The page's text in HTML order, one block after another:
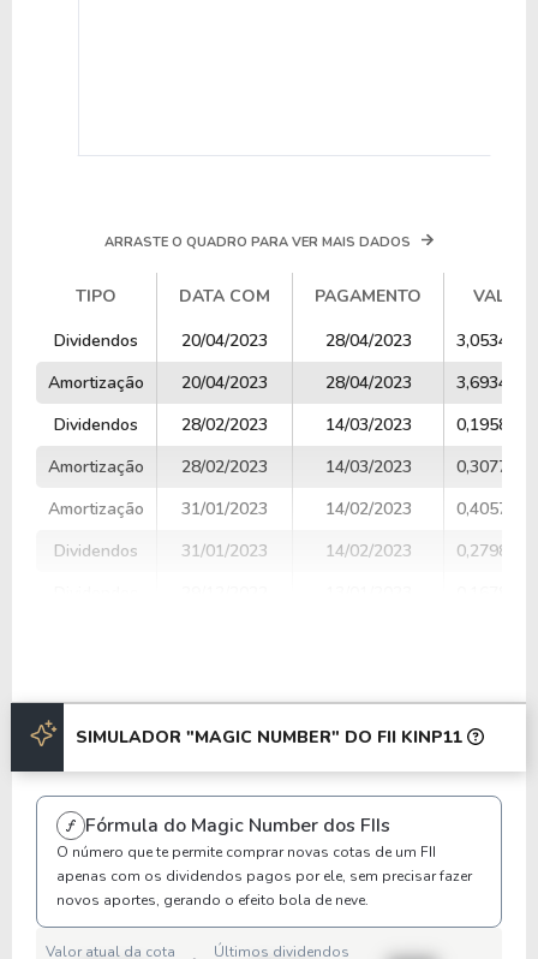
ARRASTE O QUADRO PARA VER MAIS DADOS
TIPO DATA COM PAGAMENTO
VALOR
TIPO
DATA COM PAGAMENTO VALOR
Dividendos 20/04/2023 28/04/2023
Amortização
20/04/2023 28/04/2023
Dividendos
28/02/2023 14/03/2023
Amortização
28/02/2023 14/03/2023
Amortização
31/01/2023 14/02/2023
Dividendos
31/01/2023 14/02/2023
Amortização
Anterior Próxima
SIMULADOR "MAGIC NUMBER" DO FII KINP11
Fórmula do Magic Number dos FIIs
O número que te permite comprar novas cotas de um FII
apenas com os dividendos pagos por ele, sem precisar fazer
novos aportes, gerando o efeito bola de neve.
Valor atual da cota Últimos dividendos